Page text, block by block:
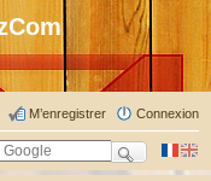
Connexion
M’enregistrer